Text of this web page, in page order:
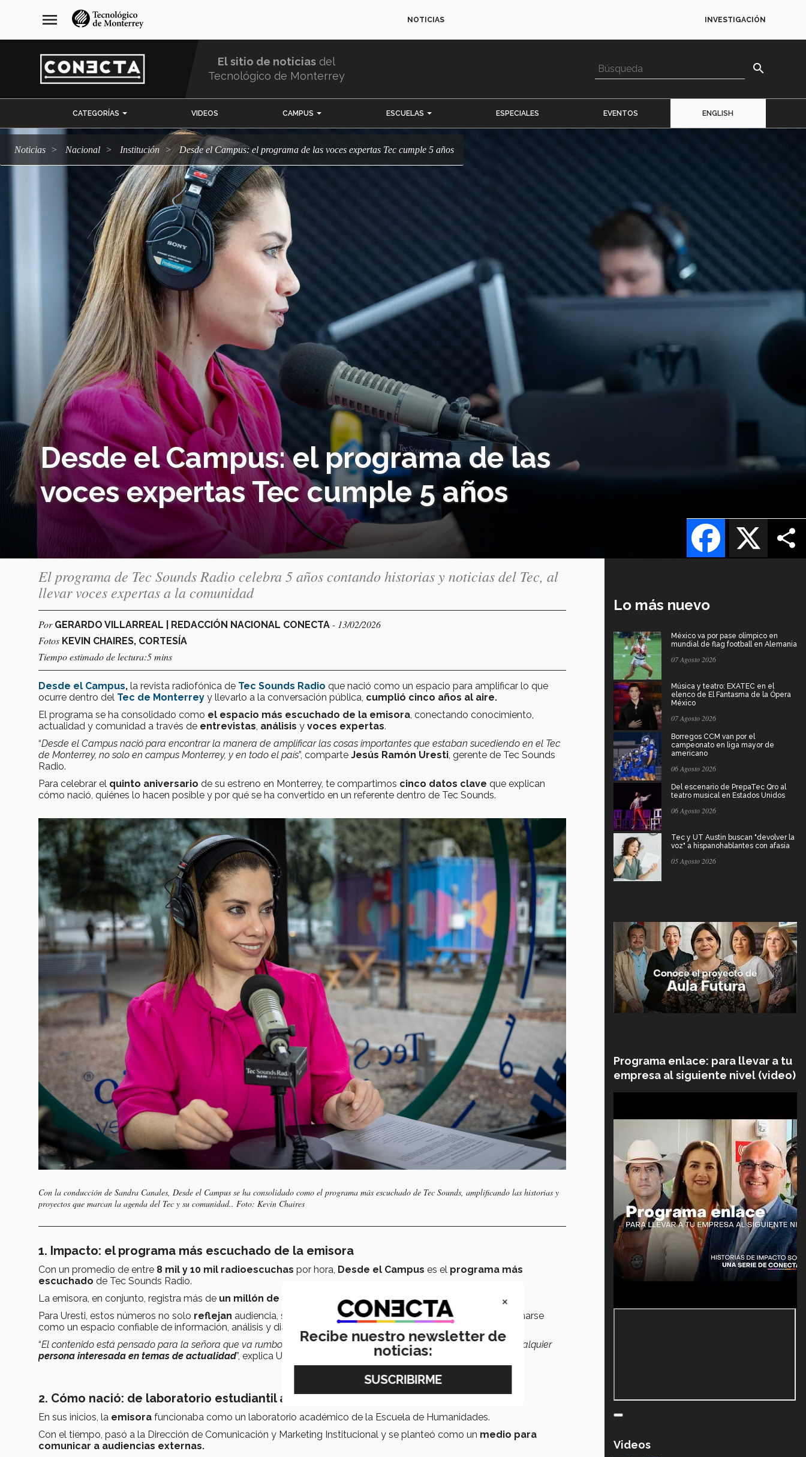
navegación
principal
menu NOTICIAS INVESTIGACIÓN
El sitio de noticias del
Tecnológico de Monterrey
search
CATEGORÍAS VIDEOS CAMPUS ESCUELAS ESPECIALES EVENTOS ENGLISH
Noticias Nacional Institución Desde el Campus: el programa de las voces expertas Tec cumple 5 años
Desde el Campus: el programa de las
voces expertas Tec cumple 5 años
X
Facebook
El programa de Tec Sounds Radio celebra 5 años contando historias y noticias del Tec, al
llevar voces expertas a la comunidad
Por GERARDO VILLARREAL | REDACCIÓN NACIONAL CONECTA - 13/02/2026
Fotos KEVIN CHAIRES, CORTESÍA
Tiempo estimado de lectura:5 mins
Desde el Campus, la revista radiofónica de Tec Sounds Radio que nació como un espacio para amplificar lo que
ocurre dentro del Tec de Monterrey y llevarlo a la conversación pública, cumplió cinco años al aire.
El programa se ha consolidado como el espacio más escuchado de la emisora , conectando conocimiento,
actualidad y comunidad a través de entrevistas análisis y voces expertas.
“Desde el Campus nació para encontrar la manera de amplificar las cosas importantes que estaban sucediendo en el Tec
de Monterrey, no solo en campus Monterrey, y en todo el país”, comparte Jesús Ramón Uresti , gerente de Tec Sounds
Radio.
Para celebrar el quinto aniversario de su estreno en Monterrey, te compartimos cinco datos clave que explican
cómo nació, quiénes lo hacen posible y por qué se ha convertido en un referente dentro de Tec Sounds.
Con la conducción de Sandra Canales, Desde el Campus se ha consolidado como el programa más escuchado de Tec Sounds, amplificando las historias y
proyectos que marcan la agenda del Tec y su comunidad.. Foto: Kevin Chaires
1. Impacto: el programa más escuchado de la emisora
Con un promedio de entre 8 mil y 10 mil radioescuchas por hora, Desde el Campus es el programa más
escuchado de Tec Sounds Radio.
La emisora, en conjunto, registra más de un millón de escuchas mensuales.
Para Uresti, estos números no solo reflejan audiencia, sino relevancia, pues el programa ha logrado posicionarse
como un espacio confiable de información, análisis y diálogo, conectando al Tec con la sociedad.
“El contenido está pensado para la señora que va rumbo al trabajo, el joven que estudia en otra universidad o cualquier
persona interesada en temas de actualidad”, explica Uresti.
2. Cómo nació: de laboratorio estudiantil a plataforma institucional
En sus inicios, la emisora funcionaba como un laboratorio académico de la Escuela de Humanidades.
Con el tiempo, pasó a la Dirección de Comunicación y Marketing Institucional y se planteó como un medio para
comunicar a audiencias externas.
Lo más nuevo
México va por pase olímpico en
mundial de flag football en Alemania
07 Agosto 2026
Música y teatro: EXATEC en el
elenco de El Fantasma de la Ópera
México
07 Agosto 2026
Borregos CCM van por el
campeonato en liga mayor de
americano
06 Agosto 2026
Del escenario de PrepaTec Qro al
teatro musical en Estados Unidos
06 Agosto 2026
Tec y UT Austin buscan "devolver la
voz" a hispanohablantes con afasia
05 Agosto 2026
Programa enlace: para llevar a tu
empresa al siguiente nivel (video)
Videos
×
Recibe nuestro newsletter de
noticias: